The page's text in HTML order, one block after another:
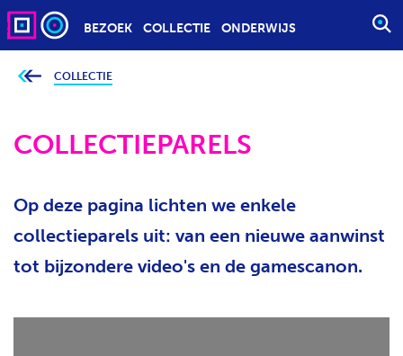
BEZOEK COLLECTIE ONDERWIJS
S
T
O
P
J
i
n
e
i
e
r
:
COLLECTIE
COLLECTIEPARELS
Op deze pagina lichten we enkele
collectieparels uit: van een nieuwe aanwinst
tot bijzondere video's en de gamescanon.